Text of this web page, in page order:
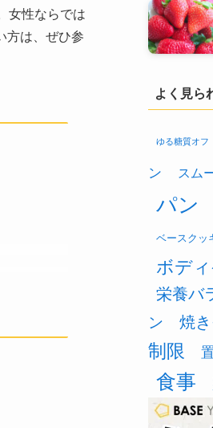
女性ならでは
方は、ぜひ参
よく見ら
ゆる糖質オフ
ン スム
パン
ベースクッ
ボデ
栄養バ
ン
焼
制限
食事